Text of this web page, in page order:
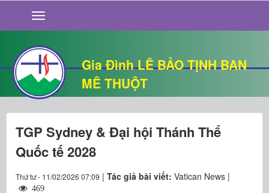
Gia Đình LÊ BẢO TỊNH BAN
MÊ THUỘT
GIỚI THIỆU
TIN TỨC
SỐNG ĐẠO
CHUYỆN NHÀ
QUÁN VĂN
THƯ GIÃN
TGP Sydney & Đại hội Thánh Thể
Quốc tế 2028
Thứ tư - 11/02/2026 07:09 | Tác giả bài viết: Vatican News |
469